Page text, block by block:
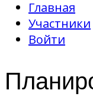
Главная
Участники
Войти